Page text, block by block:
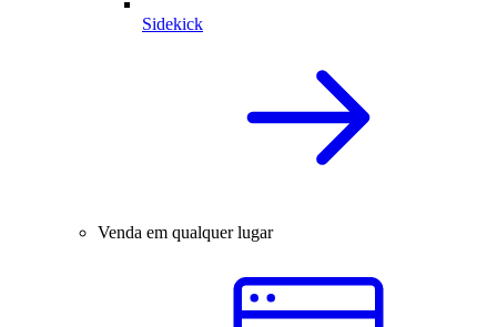
Sidekick
Venda em qualquer lugar